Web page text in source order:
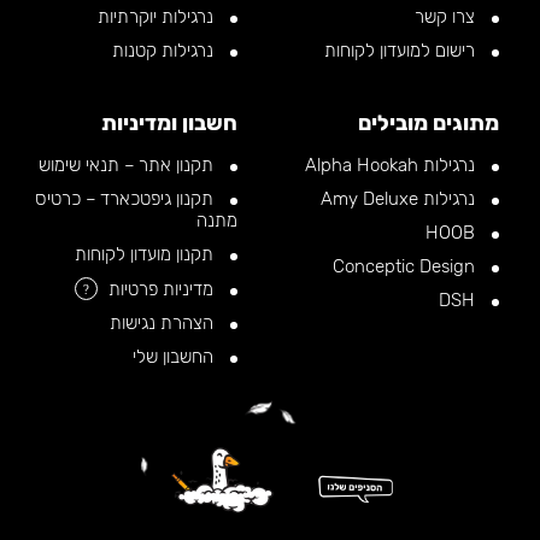
צרו קשר
רישום למועדון לקוחות
נרגילות יוקרתיות
נרגילות קטנות
מתוגים מובילים
נרגילות Alpha Hookah
נרגילות Amy Deluxe
חשבון ומדיניות
תקנון אתר – תנאי שימוש
תקנון גיפטכארד – כרטיס
מתנה
תקנון מועדון לקוחות
מדיניות פרטיות
?
הצהרת נגישות
החשבון שלי